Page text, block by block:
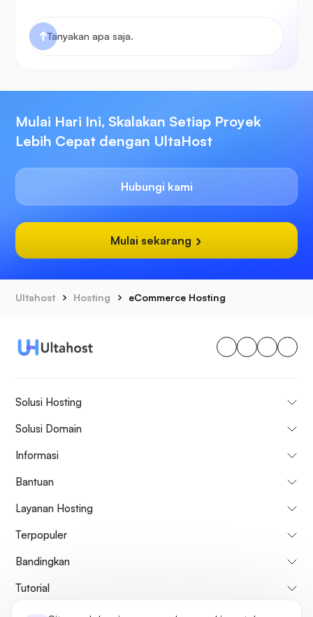
Mulai Hari Ini, Skalakan Setiap Proyek
Lebih Cepat dengan UltaHost
Hubungi kami
Mulai sekarang
Ultahost Hosting eCommerce Hosting
Solusi Hosting
Solusi Domain
Informasi
Bantuan
Layanan Hosting
Terpopuler
Bandingkan
Tutorial